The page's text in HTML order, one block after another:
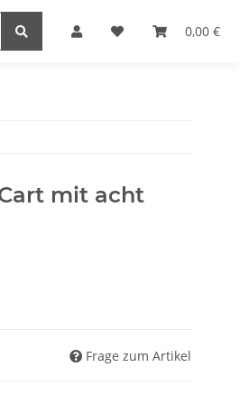
0,00 €
mit acht
Frage zum Artikel